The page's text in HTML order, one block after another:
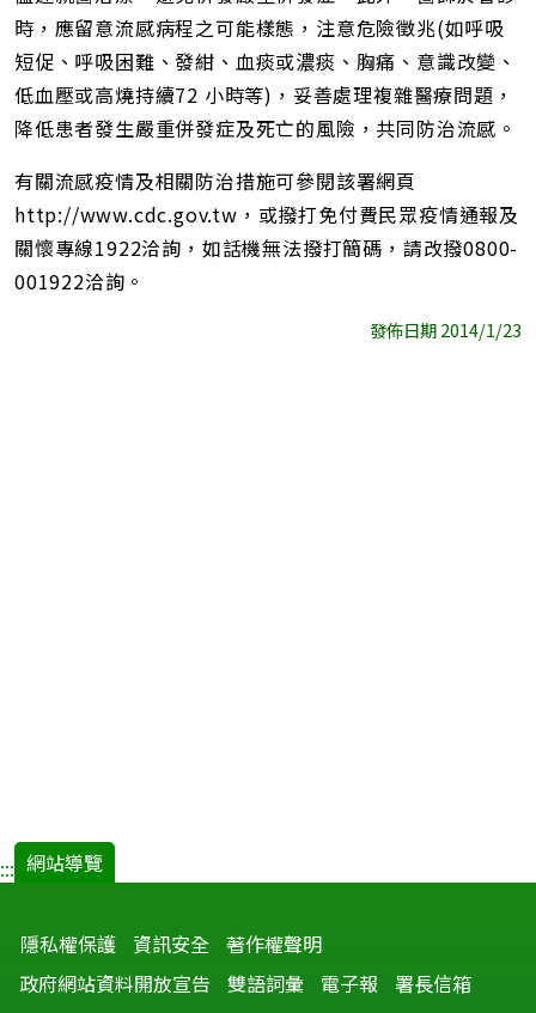
時，應留意流感病程之可能樣態，注意危險徵兆(如呼吸
短促、呼吸困難、發紺、血痰或濃痰、胸痛、意識改變、
低血壓或高燒持續72 小時等)，妥善處理複雜醫療問題，
降低患者發生嚴重併發症及死亡的風險，共同防治流感。
有關流感疫情及相關防治措施可參閱該署網頁
http://www.cdc.gov.tw，或撥打免付費民眾疫情通報及
關懷專線1922洽詢，如話機無法撥打簡碼，請改撥0800-
001922洽詢。
發佈日期 2014/1/23
::: 網站導覽
隱私權保護 資訊安全 著作權聲明
政府網站資料開放宣告
雙語詞彙 電子報 署長信箱